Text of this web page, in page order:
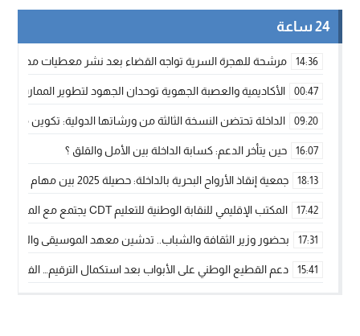
24 ساعة
14:36 مرشحة للهجرة السرية تواجه القضاء بعد نشر معطيات مضللة
00:47 الأكاديمية والعصبة الجهوية توحدان الجهود لتطوير الممارسة
09:20 الداخلة تحتضن النسخة الثالثة من ورشاتها الدولية: تكوين
16:07 حين يتأخر الدعم: كسابة الداخلة بين الأمل والقلق ؟
18:13 جمعية إنقاذ الأرواح البحرية بالداخلة: حصيلة 2025 بين مهام الإنقاذ ومشروع “دار البحار”
17:42 المكتب الإقليمي للنقابة الوطنية للتعليم CDT يجتمع مع المدير الإقليمي لمناقشة ملفات جوهرية لنساء ورجال التعليم
17:31 بحضور وزير الثقافة والشباب.. تدشين معهد الموسيقى والفنون
15:41 دعم القطيع الوطني على الأبواب بعد استكمال الترقيم…